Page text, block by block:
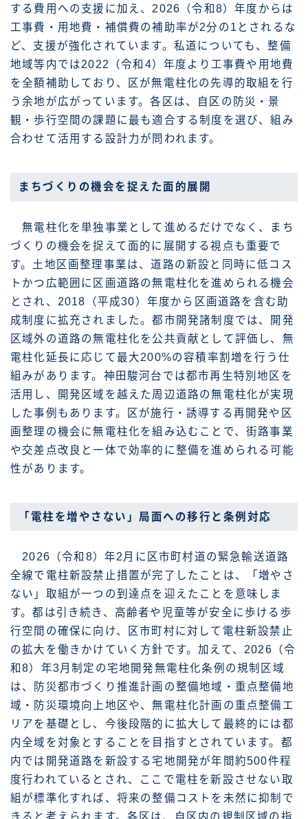
する費用への支援に加え、2026（令和8）年度からは
工事費・用地費・補償費の補助率が2分の1とされるな
ど、支援が強化されています。私道についても、整備
地域等内では2022（令和4）年度より工事費や用地費
を全額補助しており、区が無電柱化の先導的取組を行
う余地が広がっています。各区は、自区の防災・景
観・歩行空間の課題に最も適合する制度を選び、組み
合わせて活用する設計力が問われます。
まちづくりの機会を捉えた面的展開
無電柱化を単独事業として進めるだけでなく、まち
づくりの機会を捉えて面的に展開する視点も重要で
す。土地区画整理事業は、道路の新設と同時に低コス
トかつ広範囲に区画道路の無電柱化を進められる機会
とされ、2018（平成30）年度から区画道路を含む助
成制度に拡充されました。都市開発諸制度では、開発
区域外の道路の無電柱化を公共貢献として評価し、無
電柱化延長に応じて最大200%の容積率割増を行う仕
組みがあります。神田駿河台では都市再生特別地区を
活用し、開発区域を越えた周辺道路の無電柱化が実現
した事例もあります。区が施行・誘導する再開発や区
画整理の機会に無電柱化を組み込むことで、街路事業
や交差点改良と一体で効率的に整備を進められる可能
性があります。
「電柱を増やさない」局面への移行と条例対応
2026（令和8）年2月に区市町村道の緊急輸送道路
全線で電柱新設禁止措置が完了したことは、「増やさ
ない」取組が一つの到達点を迎えたことを意味しま
す。都は引き続き、高齢者や児童等が安全に歩ける歩
行空間の確保に向け、区市町村に対して電柱新設禁止
の拡大を働きかけていく方針です。加えて、2026（令
和8）年3月制定の宅地開発無電柱化条例の規制区域
は、防災都市づくり推進計画の整備地域・重点整備地
域・防災環境向上地区や、無電柱化計画の重点整備エ
リアを基礎とし、今後段階的に拡大して最終的には都
内全域を対象とすることを目指すとされています。都
内では開発道路を新設する宅地開発が年間約500件程
度行われているとされ、ここで電柱を新設させない取
組が標準化すれば、将来の整備コストを未然に抑制で